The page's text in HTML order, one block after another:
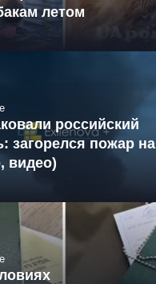
летом
российский
загорелся пожар на
видео)